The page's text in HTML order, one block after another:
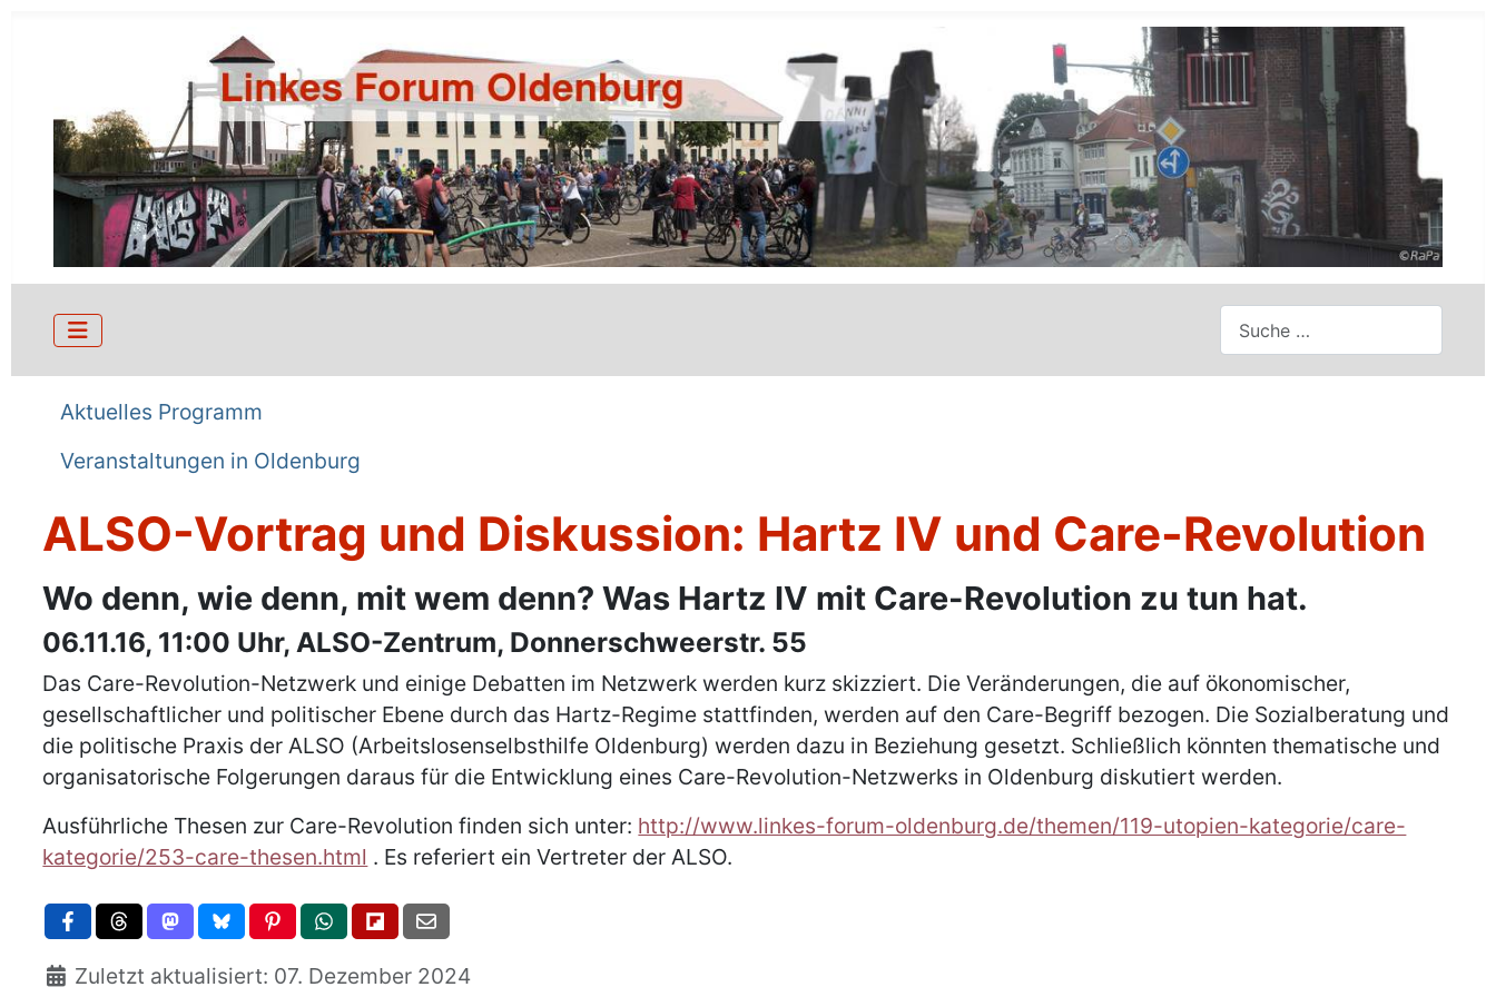
Suchen
Aktuelles Programm
Veranstaltungen in Oldenburg
ALSO-Vortrag und Diskussion: Hartz IV und Care-Revolution
Details
Wo denn, wie denn, mit wem denn? Was Hartz IV mit Care-Revolution zu tun hat.
06.11.16, 11:00 Uhr, ALSO-Zentrum, Donnerschweerstr. 55
Das Care-Revolution-Netzwerk und einige Debatten im Netzwerk werden kurz skizziert. Die Veränderungen, die auf ökonomischer,
gesellschaftlicher und politischer Ebene durch das Hartz-Regime stattfinden, werden auf den Care-Begriff bezogen. Die Sozialberatung und
die politische Praxis der ALSO (Arbeitslosenselbsthilfe Oldenburg) werden dazu in Beziehung gesetzt. Schließlich könnten thematische und
organisatorische Folgerungen daraus für die Entwicklung eines Care-Revolution-Netzwerks in Oldenburg diskutiert werden.
Ausführliche Thesen zur Care-Revolution finden sich unter: http://www.linkes-forum-oldenburg.de/themen/119-utopien-kategorie/care-
kategorie/253-care-thesen.html . Es referiert ein Vertreter der ALSO.
Zuletzt aktualisiert: 07. Dezember 2024